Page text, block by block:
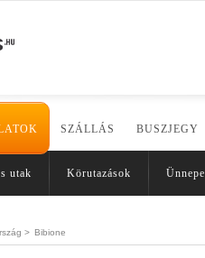
SZÁLLÁS BUSZJEGY
utak Körutazások
> Bibione